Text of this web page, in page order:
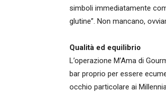
simboli immediatamente
glutine”. Non mancano,
Qualità ed equilibrio
L’operazione M’Ama di
bar proprio per essere
occhio particolare ai